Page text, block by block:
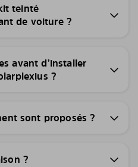
teinté
de voiture ?
avant d’installer
?
sont proposés ?
?